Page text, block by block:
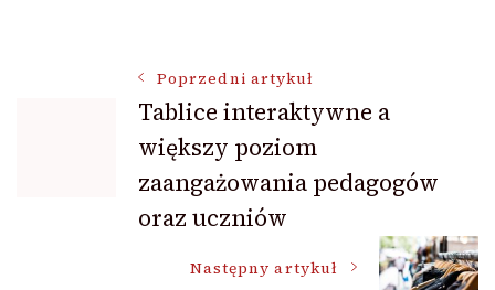
Nawigacja
wpisu
Poprzedni artykuł
Tablice interaktywne a
większy poziom
zaangażowania pedagogów
oraz uczniów
Następny artykuł